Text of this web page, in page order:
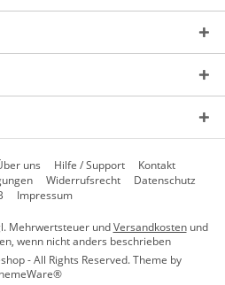
uns Hilfe / Support
Kontakt
Widerrufsrecht
Datenschutz
Impressum
Mehrwertsteuer undVersandkostenund
wenn nicht anders beschrieben
- All Rights Reserved. Theme by